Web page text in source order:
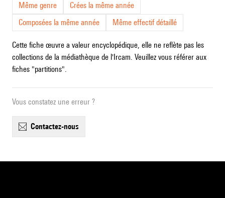
Même genre
Crées la même année
Composées la même année
Même effectif détaillé
Cette fiche œuvre a valeur encyclopédique, elle ne reflète pas les
collections de la médiathèque de l'Ircam. Veuillez vous référer aux
fiches "partitions".
Vous constatez une erreur ?
contactez-nous